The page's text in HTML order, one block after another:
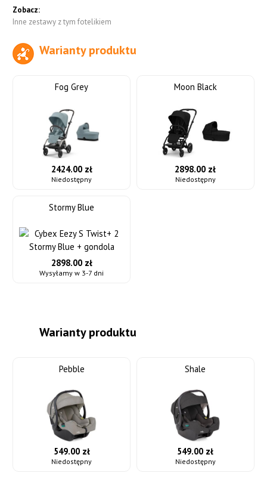
Zobacz:
Inne zestawy z tym fotelikiem
do koszyka
Warianty produktu
Fog Grey
2424.00 zł
Niedostępny
Moon Black
2898.00 zł
Niedostępny
Stormy Blue
2898.00 zł
Wysyłamy w 3-7 dni
Warianty produktu
Pebble
549.00 zł
Niedostępny
Shale
549.00 zł
Niedostępny